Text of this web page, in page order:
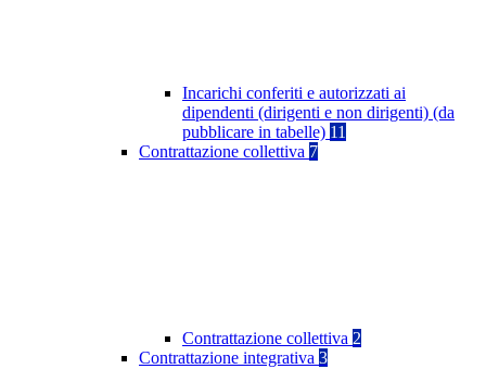
Incarichi conferiti e autorizzati ai
dipendenti (dirigenti e non dirigenti) (da
pubblicare in tabelle) 11
Contrattazione collettiva 7
Contrattazione collettiva 2
Contrattazione integrativa 3